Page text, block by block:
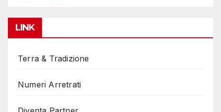
LINK
Terra & Tradizione
Numeri Arretrati